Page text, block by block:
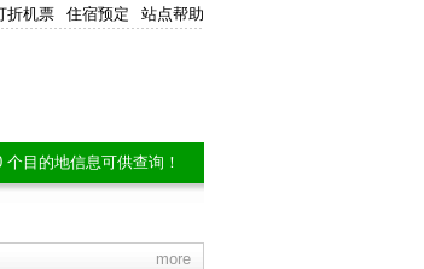
折机票 住宿预定 站点帮助
个目的地信息可供查询！
more